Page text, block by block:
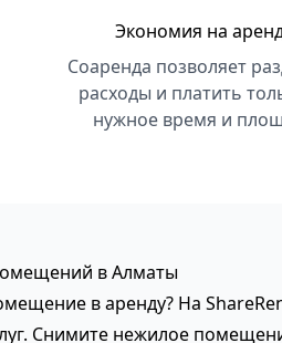
Экономия на
Соаренда позволяет
расходы и платить
нужное время и
в Алматы
в аренду? На
Снимите нежилое